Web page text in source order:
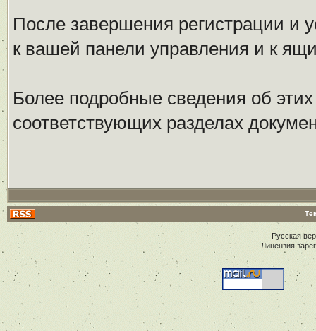
После завершения регистрации и
к вашей панели управления и к
Более подробные сведения об
соответствующих разделах
Русская
Лицензия